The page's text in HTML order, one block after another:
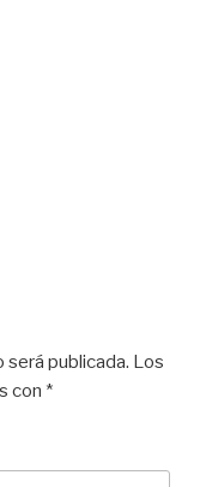
será publicada. Los
con *